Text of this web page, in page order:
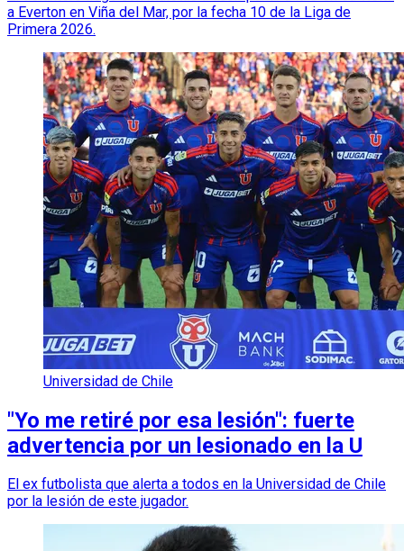
a Everton en Viña del Mar, por la fecha 10 de la Liga de
Primera 2026.
Universidad de Chile
"Yo me retiré por esa lesión": fuerte
advertencia por un lesionado en la U
El ex futbolista que alerta a todos en la Universidad de Chile
por la lesión de este jugador.